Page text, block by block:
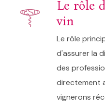
Le rôle
vin
Le rôle
d'assurer la
des
directement
vignerons